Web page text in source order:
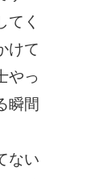
てく
けて
やっ
瞬間
ない